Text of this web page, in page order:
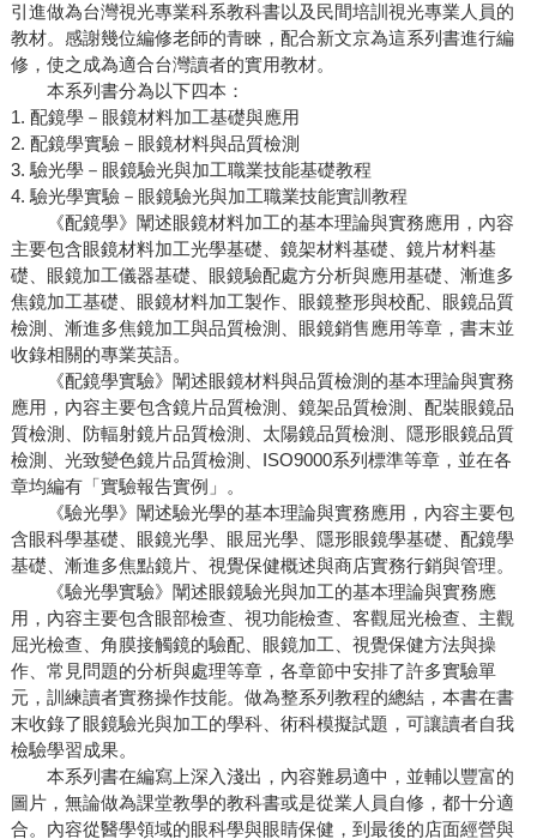
引進做為台灣視光專業科系教科書以及民間培訓視光專業人員的
教材。感謝幾位編修老師的青睞，配合新文京為這系列書進行編
修，使之成為適合台灣讀者的實用教材。
本系列書分為以下四本：
1. 配鏡學－眼鏡材料加工基礎與應用
2. 配鏡學實驗－眼鏡材料與品質檢測
3. 驗光學－眼鏡驗光與加工職業技能基礎教程
4. 驗光學實驗－眼鏡驗光與加工職業技能實訓教程
《配鏡學》闡述眼鏡材料加工的基本理論與實務應用，內容
主要包含眼鏡材料加工光學基礎、鏡架材料基礎、鏡片材料基
礎、眼鏡加工儀器基礎、眼鏡驗配處方分析與應用基礎、漸進多
焦鏡加工基礎、眼鏡材料加工製作、眼鏡整形與校配、眼鏡品質
檢測、漸進多焦鏡加工與品質檢測、眼鏡銷售應用等章，書末並
收錄相關的專業英語。
《配鏡學實驗》闡述眼鏡材料與品質檢測的基本理論與實務
應用，內容主要包含鏡片品質檢測、鏡架品質檢測、配裝眼鏡品
質檢測、防輻射鏡片品質檢測、太陽鏡品質檢測、隱形眼鏡品質
檢測、光致變色鏡片品質檢測、ISO9000系列標準等章，並在各
章均編有「實驗報告實例」。
《驗光學》闡述驗光學的基本理論與實務應用，內容主要包
含眼科學基礎、眼鏡光學、眼屈光學、隱形眼鏡學基礎、配鏡學
基礎、漸進多焦點鏡片、視覺保健概述與商店實務行銷與管理。
《驗光學實驗》闡述眼鏡驗光與加工的基本理論與實務應
用，內容主要包含眼部檢查、視功能檢查、客觀屈光檢查、主觀
屈光檢查、角膜接觸鏡的驗配、眼鏡加工、視覺保健方法與操
作、常見問題的分析與處理等章，各章節中安排了許多實驗單
元，訓練讀者實務操作技能。做為整系列教程的總結，本書在書
末收錄了眼鏡驗光與加工的學科、術科模擬試題，可讓讀者自我
檢驗學習成果。
本系列書在編寫上深入淺出，內容難易適中，並輔以豐富的
圖片，無論做為課堂教學的教科書或是從業人員自修，都十分適
合。內容從醫學領域的眼科學與眼睛保健，到最後的店面經營與